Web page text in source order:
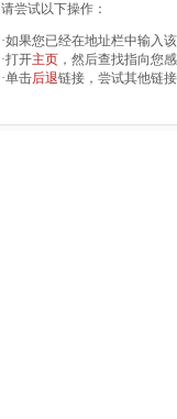
请尝试以下操作：
·如果您已经在地址栏中输入
·打开主页 ，然后查找指向您
·单击后退链接，尝试其他链